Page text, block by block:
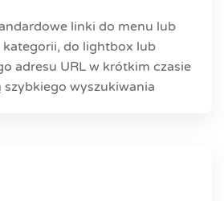
linki do menu lub
kategorii, do lightbox lub
adresu URL w krótkim czasie
szybkiego wyszukiwania